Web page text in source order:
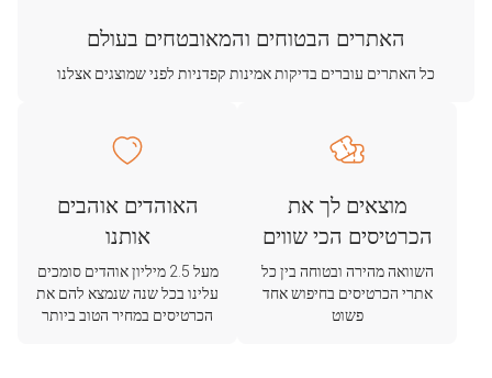
האתרים הבטוחים והמאובטחים בעולם
כל האתרים עוברים בדיקות אמינות קפדניות לפני שמוצגים אצלנו
מוצאים לך את
הכרטיסים הכי שווים
השוואה מהירה ובטוחה בין כל
אתרי הכרטיסים בחיפוש אחד
פשוט
האוהדים אוהבים
אותנו
מעל 2.5 מיליון אוהדים סומכים
עלינו בכל שנה שנמצא להם את
הכרטיסים במחיר הטוב ביותר